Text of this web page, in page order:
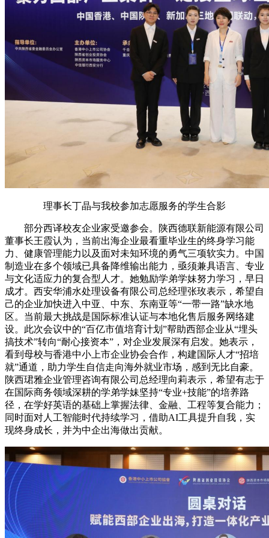
理事长丁晶与我校参加志愿服务的学生合影
部分西译校友企业家受邀参会。陕西德联新能源有限公司
董事长王霞认为，当前出海企业最看重毕业生的终身学习能
力、健康管理能力以及面对未知环境的勇气三项软实力。中国
制造业在多个领域已具备降维输出能力，亟须兼具语言、专业
与文化适应力的复合型人才。她勉励学弟学妹努力学习，早日
成才。西安华浦水处理设备有限公司总经理张玫表示，希望自
己的企业加快进入中亚、中东、东南亚等“一带一路”缺水地
区。当前最大挑战是国际标准认证与本地化售后服务网络建
设。此次会议中的“百亿市值培育计划”帮助西部企业从“埋头
搞技术”转向“耐心接资本”，对企业发展深有启发。她表示，
看到母校与香港中小上市企业协会合作，构建国际人才“招培
就”通道，助力学生自信走向海外就业市场，感到无比自豪。
陕西珺雅企业管理咨询有限公司总经理向莉表示，希望有志于
在国际商务领域深耕的学弟学妹坚持“专业+技能”的培养路
径，在学好英语的基础上掌握法律、金融、工程等复合能力；
同时面对人工智能时代持续学习，借助AI工具提升自我，实
现终身成长，并为中企出海做出贡献。